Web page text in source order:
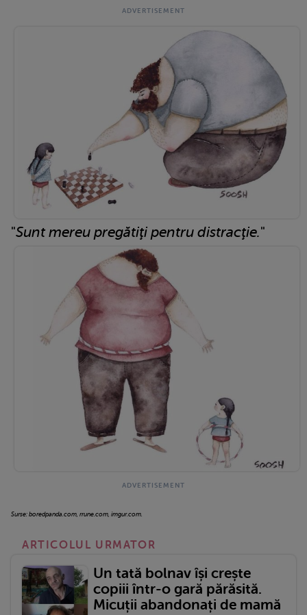
"Sunt mereu pregătiţi pentru distracţie."
Surse: boredpanda.com, rrune.com, imgur.com.
ARTICOLUL URMATOR
Un tată bolnav își crește
copiii într-o gară părăsită.
Micuții abandonați de mamă